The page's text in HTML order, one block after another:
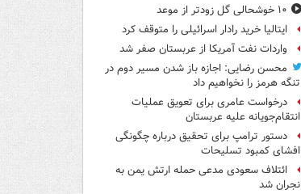
۱۰ خوشحالی گل زودتر از موعد
ایتالیا خرید رادار اسرائیلی را متوقف کرد
واردات نفت آمریکا از عربستان صفر شد
محسن رضایی: اجازه باز شدن مسیر دوم در
تنگه هرمز را نخواهیم داد
درخواست عامری برای تعویق عملیات
انتقام‌جویانه علیه عربستان
دستور ترامپ برای تحقیق درباره چگونگی
افشای کمبود تسلیحات
ائتلاف سعودی مدعی حمله ارتش یمن به
نجران شد